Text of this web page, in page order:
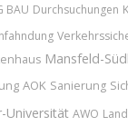
BAU Durchsuchungen
Mansfeld-
AOK Sanierung
Universität AWO